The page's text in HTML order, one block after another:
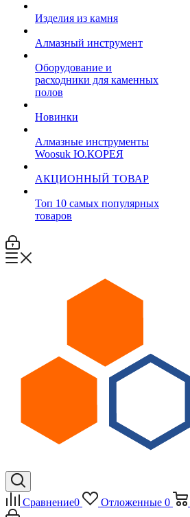
Изделия из камня
Алмазный инструмент
Оборудование и
расходники для каменных
полов
Новинки
Алмазные инструменты
Woosuk Ю.КОРЕЯ
АКЦИОННЫЙ ТОВАР
Топ 10 самых популярных
товаров
Сравнение0 Отложенные 0